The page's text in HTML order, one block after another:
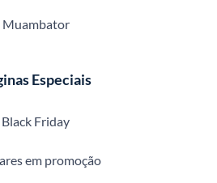
Muambator
Especiais
Black Friday
em promoção